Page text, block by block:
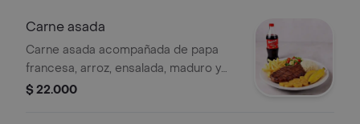
Carne asada
Carne asada acompañada de papa
francesa, arroz, ensalada, maduro y
Postobón.
$ 22.000